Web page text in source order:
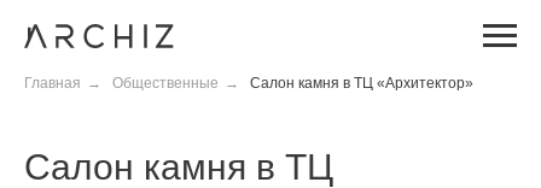
Главная → Общественные → Салон камня в ТЦ «Архитектор»
Салон камня в ТЦ